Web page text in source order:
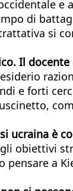
e
di
si
Il docente
e forti
ucraina è
obiettivi
a